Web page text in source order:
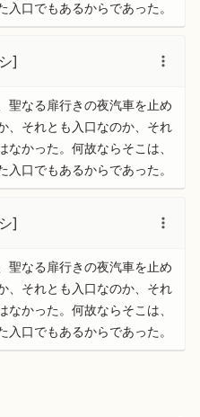
入口でもあるからであった。
]
聖なる扉行きの夜汽車を止め
、それとも入口なのか、それ
かった。何故ならそこは、
入口でもあるからであった。
]
聖なる扉行きの夜汽車を止め
、それとも入口なのか、それ
かった。何故ならそこは、
入口でもあるからであった。